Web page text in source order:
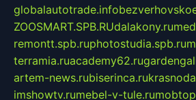
globalautotrade.info
ZOOSMART.SPB.RUdalakony.ru
remontt.spb.ruphotostudia.spb.ru
terramia.ruacademy62.ru
artem-news.rubiserinca.ru
imshowtv.rumebel-v-tule.ru